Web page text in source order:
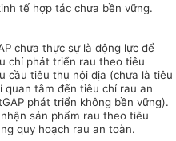
tế hợp tác chưa bền vững.
chưa thực sự là động lực để
chí phát triển rau theo tiêu
cầu tiêu thụ nội địa (chưa là tiêu
quan tâm đến tiêu chí rau an
phát triển không bền vững).
sản phẩm rau theo tiêu
quy hoạch rau an toàn.